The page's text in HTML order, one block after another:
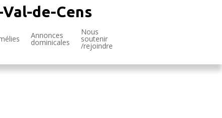
de-Cens
Annonces
dominicales
Nous
soutenir
/rejoindre